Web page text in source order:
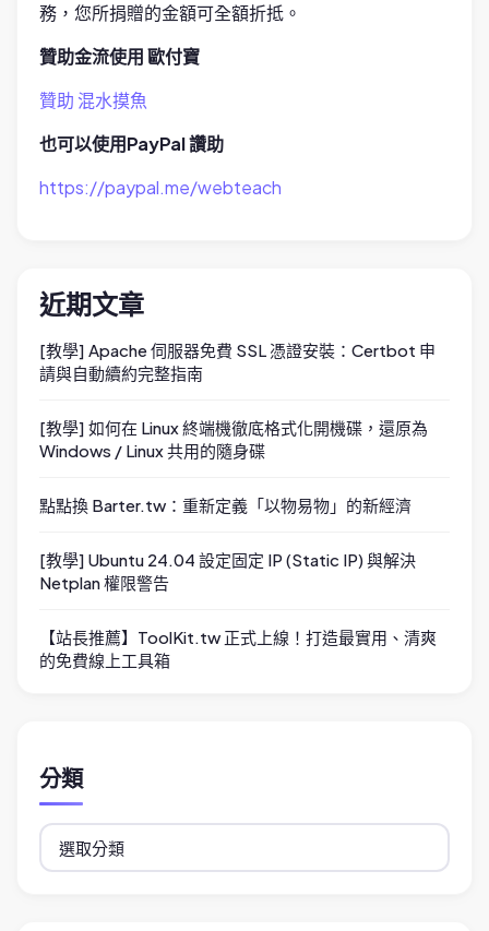
務，您所捐贈的金額可全額折抵。
贊助金流使用 歐付寶
贊助 混水摸魚
也可以使用PayPal 讚助
https://paypal.me/webteach
近期文章
[教學] Apache 伺服器免費 SSL 憑證安裝：Certbot 申
請與自動續約完整指南
[教學] 如何在 Linux 終端機徹底格式化開機碟，還原為
Windows / Linux 共用的隨身碟
點點換 Barter.tw：重新定義「以物易物」的新經濟
[教學] Ubuntu 24.04 設定固定 IP (Static IP) 與解決
Netplan 權限警告
【站長推薦】ToolKit.tw 正式上線！打造最實用、清爽
的免費線上工具箱
分類
分
類